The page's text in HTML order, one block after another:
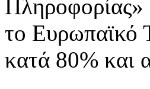
το Ευρωπαϊκό
κατά 80% και